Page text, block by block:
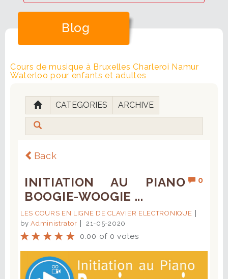
Blog
Cours de musique à Bruxelles Charleroi Namur
Waterloo pour enfants et adultes
CATEGORIES ARCHIVE
Back
0
INITIATION AU PIANO
BOOGIE-WOOGIE ...
LES COURS EN LIGNE DE CLAVIER ELECTRONIQUE
byAdministrator 21-05-2020
0.00 of 0 votes